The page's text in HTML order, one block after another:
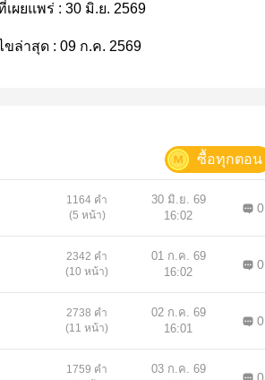
เผยแพร่ : 30 มิ.ย. 2569
ขล่าสุด : 09 ก.ค. 2569
ซื้อทุกตอน
1164 คำ
(5 หน้า)
30 มิ.ย. 69
16:02
0
2342 คำ
(10 หน้า)
01 ก.ค. 69
16:02
0
2738 คำ
(11 หน้า)
02 ก.ค. 69
16:01
0
1759 คำ
03 ก.ค. 69